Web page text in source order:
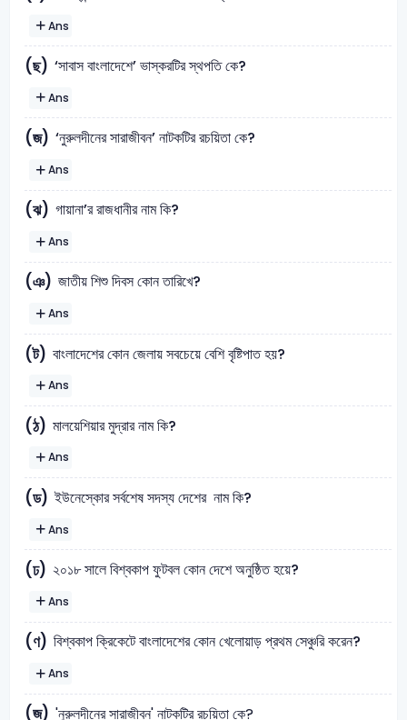
Ans
(ছ) ‘সাবাস বাংলাদেশে’ ভাস্করটির স্থপতি কে?
Ans
(জ) ‘নুরুলদীনের সারাজীবন’ নাটকটির রচয়িতা কে?
Ans
(ঝ) গায়ানা’র রাজধানীর নাম কি?
Ans
(ঞ) জাতীয় শিশু দিবস কোন তারিখে?
Ans
(ট) বাংলাদেশের কোন জেলায় সবচেয়ে বেশি বৃষ্টিপাত হয়?
Ans
(ঠ) মালয়েশিয়ার মুদ্রার নাম কি?
Ans
(ড) ইউনেস্কোর সর্বশেষ সদস্য দেশের নাম কি?
Ans
(ঢ) ২০১৮ সালে বিশ্বকাপ ফুটবল কোন দেশে অনুষ্ঠিত হয়ে?
Ans
(ণ) বিশ্বকাপ ক্রিকেটে বাংলাদেশের কোন খেলোয়াড় প্রথম সেঞ্চুরি করেন?
Ans
(জ) 'নুরুলদীনের সারাজীবন' নাটকটির রচয়িতা কে?